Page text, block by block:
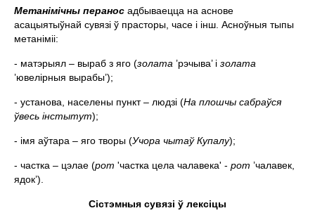
Метанiмiчны перанос адбываецца на аснове
асацыятыўнай сувязi ў прасторы, часе i iнш. Асноўныя тыпы
метанiмii:
- матэрыял – выраб з яго (золата ’рэчыва’ i золата
’ювелiрныя вырабы’);
- установа, населены пункт – людзi (На плошчы сабраўся
ўвесь iнстытут);
- iмя аўтара – яго творы (Учора чытаў Купалу);
- частка – цэлае (рот 'частка цела чалавека' - рот ’чалавек,
ядок’).
Сiстэмныя сувязi ў лексiцы